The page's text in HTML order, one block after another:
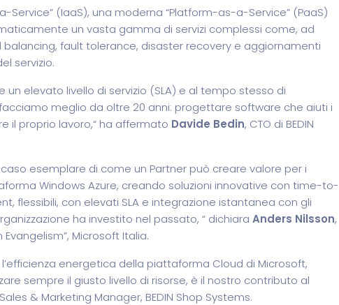
(IaaS), una moderna “Platform-as-a-Service” (PaaS)
un vasta gamma di servizi complessi come, ad
fault tolerance, disaster recovery e aggiornamenti
servizio.
un elevato livello di servizio (SLA) e al tempo stesso di
meglio da oltre 20 anni: progettare software che aiuti i
il proprio lavoro,“ ha affermato Davide Bedin, CTO di BEDIN
caso esemplare di come un Partner può creare valore per i
Windows Azure, creando soluzioni innovative con time-to-
flessibili, con elevati SLA e integrazione istantanea con gli
ha investito nel passato, “ dichiara Anders Nilsson,
Microsoft Italia.
l’efficienza energetica della piattaforma Cloud di Microsoft,
sempre il giusto livello di risorse, è il nostro contributo al
& Marketing Manager, BEDIN Shop Systems.